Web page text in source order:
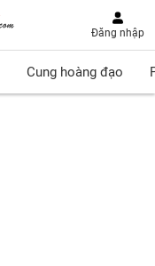
Đăng nhập
Cung hoàng đạo